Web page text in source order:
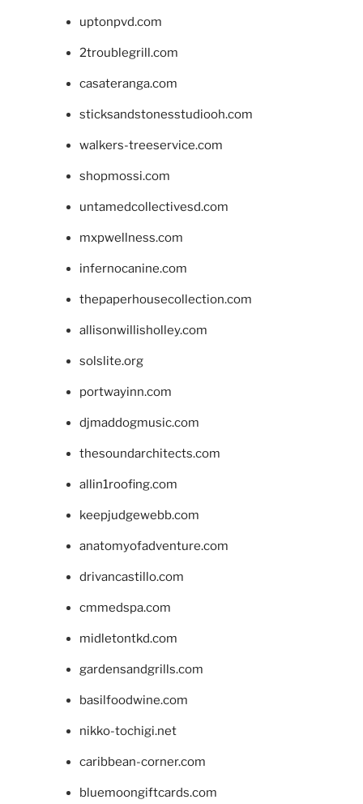
uptonpvd.com
2troublegrill.com
casateranga.com
sticksandstonesstudiooh.com
walkers-treeservice.com
shopmossi.com
untamedcollectivesd.com
mxpwellness.com
infernocanine.com
thepaperhousecollection.com
allisonwillisholley.com
solslite.org
portwayinn.com
djmaddogmusic.com
thesoundarchitects.com
allin1roofing.com
keepjudgewebb.com
anatomyofadventure.com
drivancastillo.com
cmmedspa.com
midletontkd.com
gardensandgrills.com
basilfoodwine.com
nikko-tochigi.net
caribbean-corner.com
bluemoongiftcards.com